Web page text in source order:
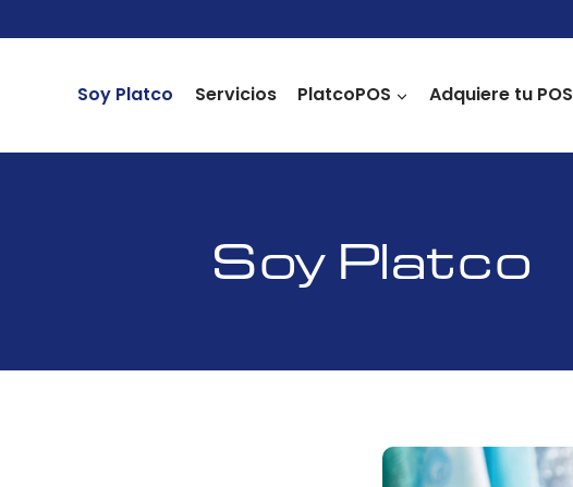
Soy Platco Servicios PlatcoPOS Adquiere tu POS
Soy Platco